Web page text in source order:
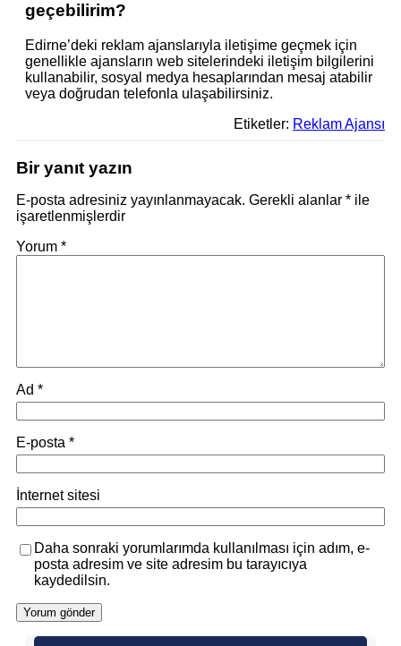
geçebilirim?
Edirne’deki reklam ajanslarıyla iletişime geçmek için
genellikle ajansların web sitelerindeki iletişim bilgilerini
kullanabilir, sosyal medya hesaplarından mesaj atabilir
veya doğrudan telefonla ulaşabilirsiniz.
Etiketler: Reklam Ajansı
Bir yanıt yazın
E-posta adresiniz yayınlanmayacak. Gerekli alanlar * ile
işaretlenmişlerdir
Yorum *
Ad *
E-posta *
İnternet sitesi
Daha sonraki yorumlarımda kullanılması için adım, e-
posta adresim ve site adresim bu tarayıcıya
kaydedilsin.